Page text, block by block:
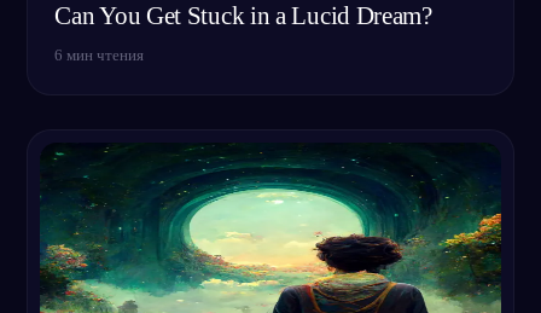
Can You Get Stuck in a Lucid Dream?
6 мин чтения